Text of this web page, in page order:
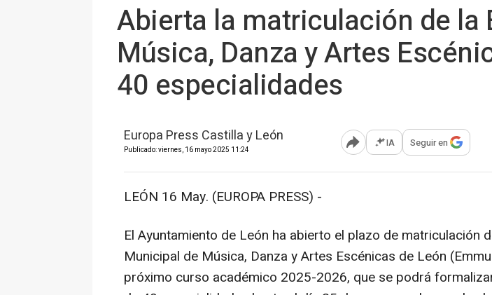
Abierta la matriculación de la
Música, Danza y Artes
40 especialidades
Europa Press Castilla y León
Publicado: viernes, 16 mayo 2025 11:24 Abrir opciones para compartir
IA Seguir en
LEÓN 16 May. (EUROPA PRESS) -
El Ayuntamiento de León ha abierto el plazo de matriculación
Municipal de Música, Danza y Artes Escénicas de León
próximo curso académico 2025-2026, que se podrá